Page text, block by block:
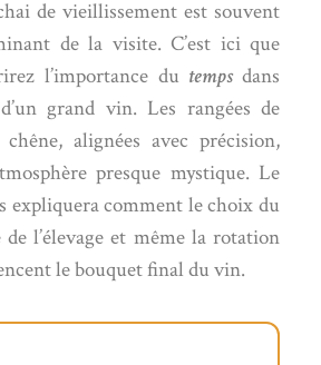
de vieillissement est souvent
de la visite. C’est ici que
l’importance du temps dans
grand vin. Les rangées de
alignées avec précision,
presque mystique. Le
expliquera comment le choix du
l’élevage et même la rotation
le bouquet final du vin.